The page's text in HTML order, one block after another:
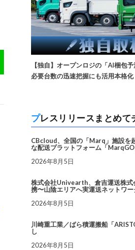
【独自】オープンロジの「AI梱包
必要台数の迅速把握にも活用本格化
プレスリリースまとめ
CBcloud、全国の「Marq」施設を
な配送プラットフォーム「
2026年8月5日
株式会社Univearth、倉吉運送株式
携〜山陰エリアへ実運送ネットワ
2026年8月5日
川崎重工業／ばら積運搬船「
し
2026年8月5日